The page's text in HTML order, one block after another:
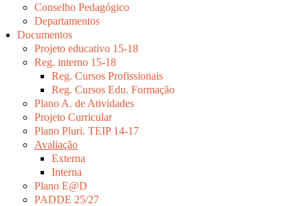
Conselho Pedagógico
Departamentos
Documentos
Projeto educativo 15-18
Reg. interno 15-18
Reg. Cursos Profissionais
Reg. Cursos Edu. Formação
Plano A. de Atividades
Projeto Curricular
Plano Pluri. TEIP 14-17
Avaliação
Externa
Interna
Plano E@D
PADDE 25/27